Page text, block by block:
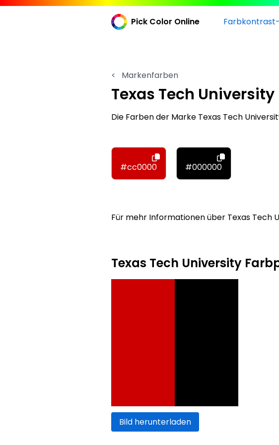
Pick Color Online
< Markenfarben
Texas Tech University
Die Farben der Marke Texas Tech
#cc0000 #000000
Für mehr Informationen über Texas Tech
Texas Tech University
Bild herunterladen